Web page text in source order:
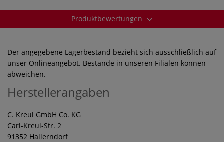
Produktbewertungen
Der angegebene Lagerbestand bezieht sich ausschließlich auf
unser Onlineangebot. Bestände in unseren Filialen können
abweichen.
Herstellerangaben
C. Kreul GmbH Co. KG
Carl-Kreul-Str. 2
91352 Hallerndorf